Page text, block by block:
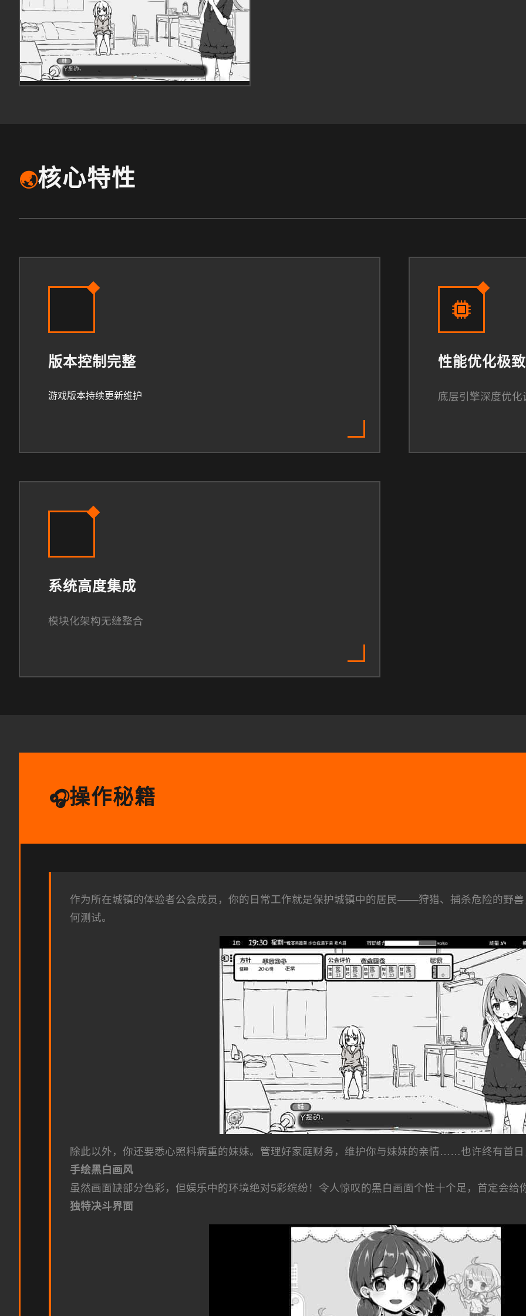
🌏核心特性
版本控制完整
游戏版本持续更新维护
性能优化极致
底层引擎深度优化
系统高度集成
模块化架构无缝整合
🎧操作秘籍
作为所在城镇的体验者公会成员，你的日常工作就是保护城镇中的居民——狩猎、捕杀危险的野
何测试。
除此以外，你还要悉心照料病重的妹妹。管理好家庭财务，维护你与妹妹的亲情……也许终有首
手绘黑白画风
虽然画面缺部分色彩，但娱乐中的环境绝对5彩缤纷！令人惊叹的黑白画面个性十个足，首定会给
独特决斗界面